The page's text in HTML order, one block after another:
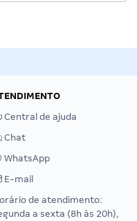
Central de ajuda
Chat
WhatsApp
E-mail
de atendimento:
a sexta (8h às 20h),